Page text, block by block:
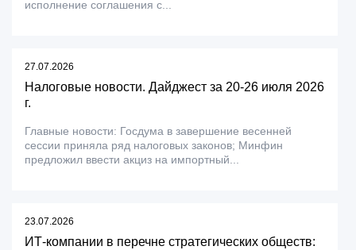
исполнение соглашения с...
27.07.2026
Налоговые новости. Дайджест за 20-26 июля 2026
г.
Главные новости: Госдума в завершение весенней
сессии приняла ряд налоговых законов; Минфин
предложил ввести акциз на импортный...
23.07.2026
ИТ-компании в перечне стратегических обществ: